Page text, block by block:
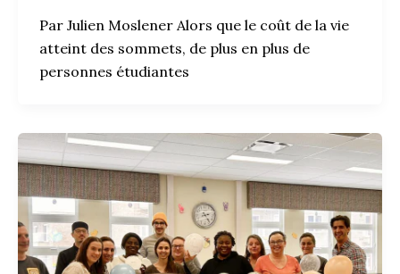
Par Julien Moslener Alors que le coût de la vie
atteint des sommets, de plus en plus de
personnes étudiantes